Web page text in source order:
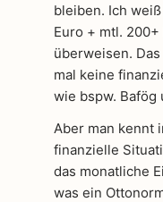
bleiben. Ich
Euro + mtl.
überweisen.
mal keine
wie bspw. Bafög
Aber man kennt
finanzielle
das monatliche
was ein